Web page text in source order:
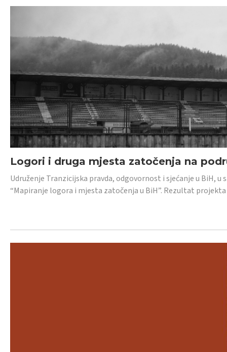
Logori i druga mjesta zatočenja na
Udruženje Tranzicijska pravda, odgovornost i sjećanje u BiH,
“Mapiranje logora i mjesta zatočenja u BiH”. Rezultat